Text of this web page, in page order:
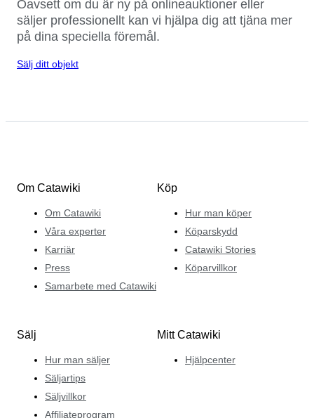
Oavsett om du är ny på onlineauktioner eller
säljer professionellt kan vi hjälpa dig att tjäna mer
på dina speciella föremål.
Sälj ditt objekt
Om Catawiki
Om Catawiki
Våra experter
Karriär
Press
Samarbete med Catawiki
Köp
Hur man köper
Köparskydd
Catawiki Stories
Köparvillkor
Sälj
Hur man säljer
Säljartips
Säljvillkor
Affiliateprogram
Mitt Catawiki
Hjälpcenter